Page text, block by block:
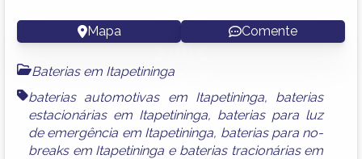
Mapa Comente
Baterias em Itapetininga
baterias automotivas em Itapetininga, baterias
estacionárias em Itapetininga, baterias para luz
de emergência em Itapetininga, baterias para no-
breaks em Itapetininga e baterias tracionárias em